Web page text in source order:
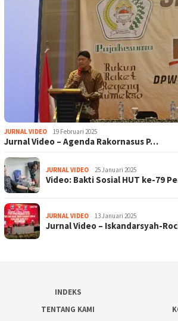
JURNAL VIDEO 19 Februari 2025
Jurnal Video – Agenda Rakornasus P…
JURNAL VIDEO 25 Januari 2025
Video: Bakti Sosial HUT ke-79
JURNAL VIDEO 13 Januari 2025
Jurnal Video – Iskandarsyah-
INDEKS
TENTANG KAMI